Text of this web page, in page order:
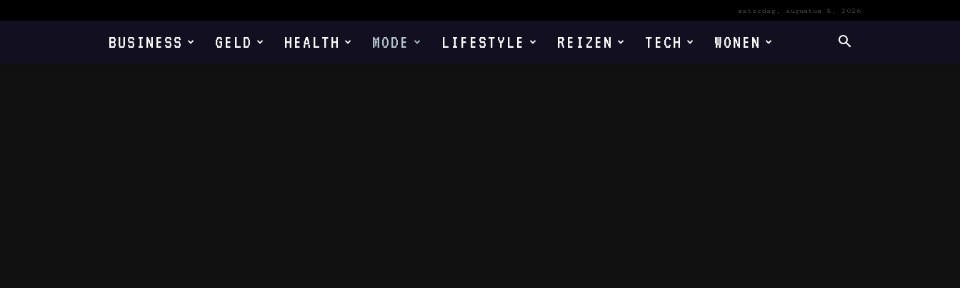
zaterdag, augustus 8, 2026
BUSINESS GELD HEALTH MODE LIFESTYLE REIZEN TECH WONEN